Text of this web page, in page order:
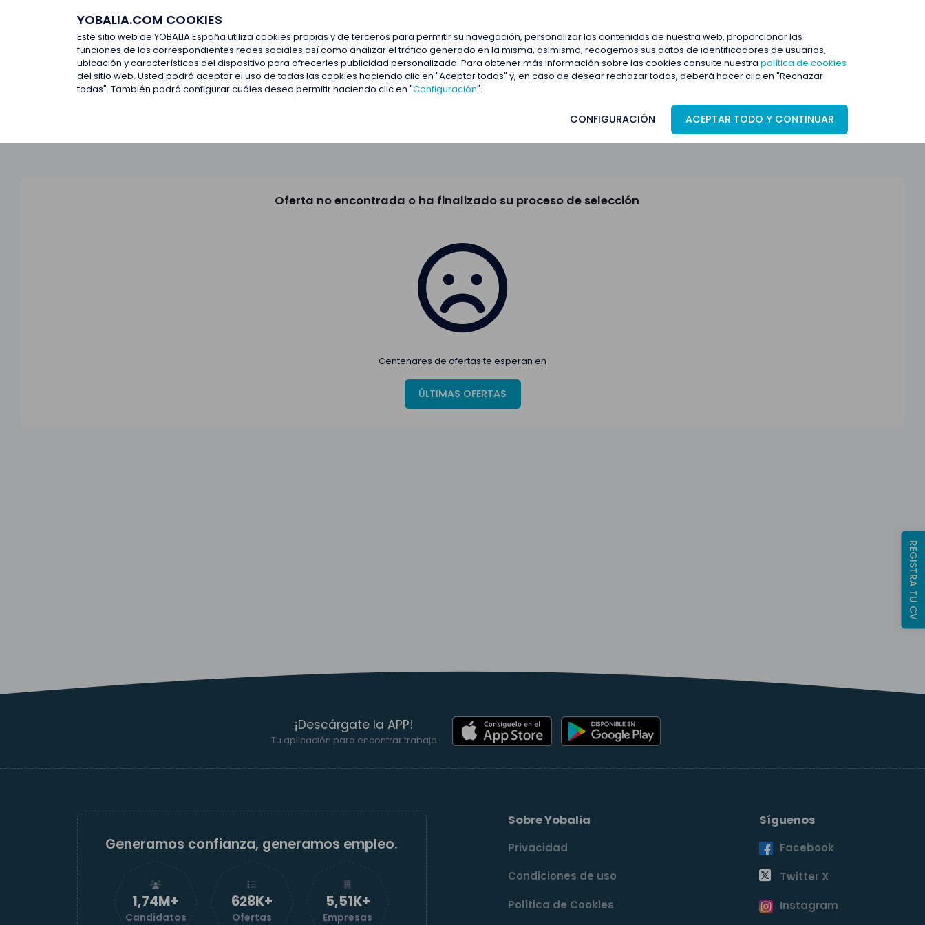
YOBALIA.COM COOKIES
Este sitio web de YOBALIA España utiliza cookies propias y de terceros para permitir su navegación, personalizar los contenidos de nuestra web, proporcionar las
funciones de las correspondientes redes sociales así como analizar el tráfico generado en la misma, asimismo, recogemos sus datos de identificadores de usuarios,
ubicación y características del dispositivo para ofrecerles publicidad personalizada. Para obtener más información sobre las cookies consulte nuestra política de cookies
del sitio web. Usted podrá aceptar el uso de todas las cookies haciendo clic en "Aceptar todas" y, en caso de desear rechazar todas, deberá hacer clic en "Rechazar
todas". También podrá configurar cuáles desea permitir haciendo clic en "Configuración".
CONFIGURACIÓN ACEPTAR TODO Y CONTINUAR
Últimas ofertas
Últimas ofertas
Oferta no encontrada o ha finalizado su proceso de selección
Centenares de ofertas te esperan en
ÚLTIMAS OFERTAS
¡Descárgate la APP!
Tu aplicación para encontrar trabajo
Generamos confianza, generamos empleo.
1,74M+
Candidatos
629K+
Ofertas
5,52K+
Empresas
Sobre Yobalia
Privacidad
Condiciones de uso
Política de Cookies
Síguenos
Facebook
Twitter X
Instagram
REGISTRA TU CV